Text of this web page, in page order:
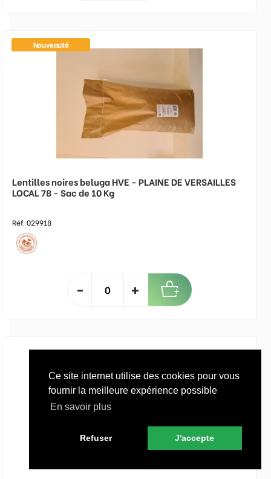
Ce site internet utilise des cookies pour vous
fournir la meilleure expérience possible
En savoir plus
Refuser J'accepte
Nouveauté
Lentilles noires beluga HVE - PLAINE DE VERSAILLES
LOCAL 78 - Sac de 10 Kg
Réf. 029918